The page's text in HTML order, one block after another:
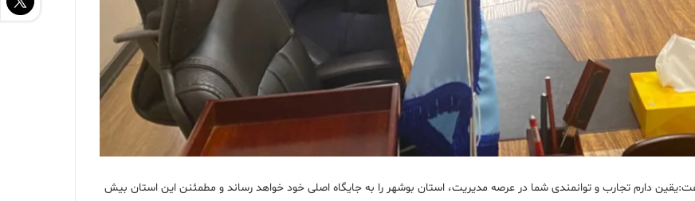
دارم تجارب و توانمندی شما در عرصه مدیریت، استان بوشهر را به جایگاه اصلی خود خواهد رساند و مطمئنن این استان بیش